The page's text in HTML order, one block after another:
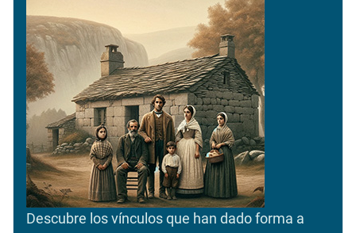
Descubre los vínculos que han dado forma a